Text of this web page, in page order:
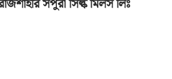
সপুরা সিল্ক মিলস লিঃ